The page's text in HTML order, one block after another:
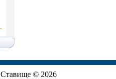
Ставище © 2026